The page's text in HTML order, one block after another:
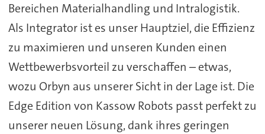
Bereichen Materialhandling und Intralogistik.
Als Integrator ist es unser Hauptziel, die Effizienz
zu maximieren und unseren Kunden einen
Wettbewerbsvorteil zu verschaffen – etwas,
wozu Orbyn aus unserer Sicht in der Lage ist. Die
Edge Edition von Kassow Robots passt perfekt zu
unserer neuen Lösung, dank ihres geringen